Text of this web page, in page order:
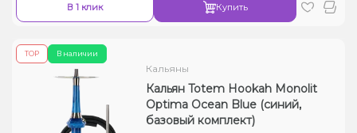
В 1 клик Купить
В наличии
ТОР
Кальяны
Кальян Totem Hookah Monolit
Optima Ocean Blue (синий,
базовый комплект)